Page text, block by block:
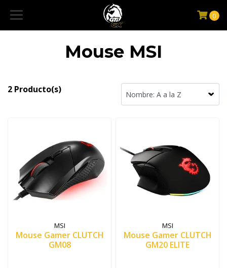
0
Mouse MSI
2 Producto(s)
MSI
Mouse Gamer CLUTCH
GM08
MSI
Mouse Gamer CLUTCH
GM20 ELITE